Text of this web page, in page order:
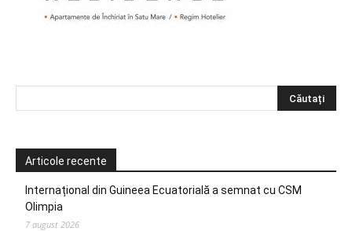
Articole recente
Internațional din Guineea Ecuatorială a semnat cu CSM
Olimpia
7 august 2026